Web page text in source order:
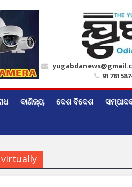
ବାଣିଜ୍ୟ ଦେଶ ବିଦେଶ